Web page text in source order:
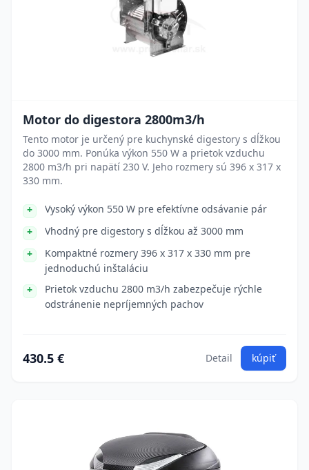
Motor do digestora 2800m3/h
Tento motor je určený pre kuchynské digestory s dĺžkou
do 3000 mm. Ponúka výkon 550 W a prietok vzduchu
2800 m3/h pri napätí 230 V. Jeho rozmery sú 396 x 317 x
330 mm.
Vysoký výkon 550 W pre efektívne odsávanie pár
Vhodný pre digestory s dĺžkou až 3000 mm
Kompaktné rozmery 396 x 317 x 330 mm pre
jednoduchú inštaláciu
Prietok vzduchu 2800 m3/h zabezpečuje rýchle
odstránenie nepríjemných pachov
430.5 € Detail kúpiť